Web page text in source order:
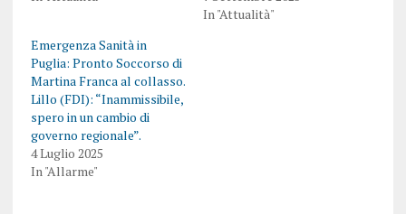
In "Attualità"
Emergenza Sanità in
Puglia: Pronto Soccorso di
Martina Franca al collasso.
Lillo (FDI): “Inammissibile,
spero in un cambio di
governo regionale”.
4 Luglio 2025
In "Allarme"